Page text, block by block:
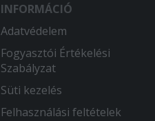
INFORMÁCIÓ
Adatvédelem
Fogyasztói Értékelési
Szabályzat
Süti kezelés
Felhasználási feltételek